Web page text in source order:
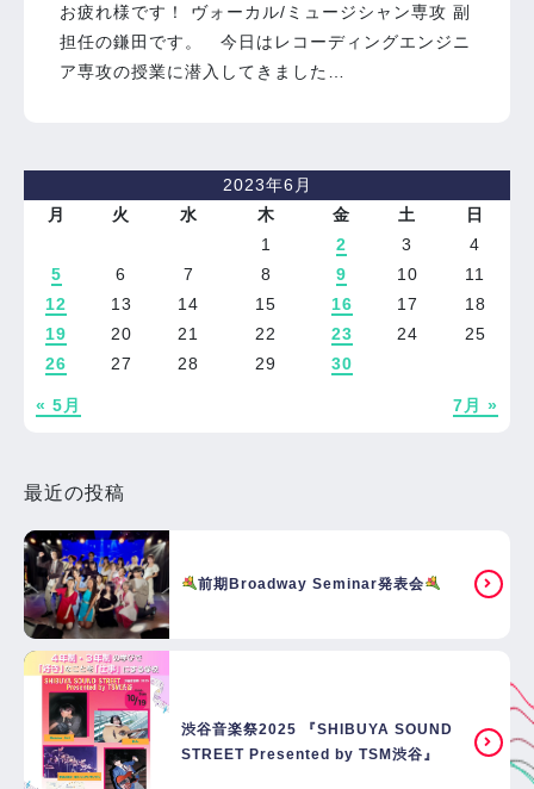
お疲れ様です！ ヴォーカル/ミュージシャン専攻 副
担任の鎌田です。 今日はレコーディングエンジニ
ア専攻の授業に潜入してきました…
2023年6月
月
火 水 木 金 土 日
« 5月 7月 »
1 2 3
4
5
6 7 8 9 10
11
12
13 14 15 16 17
18
19
20 21 22 23 24
25
26
27 28 29 30
最近の投稿
前期Broadway Seminar発表会
渋谷音楽祭2025 『SHIBUYA SOUND
STREET Presented by TSM渋谷』